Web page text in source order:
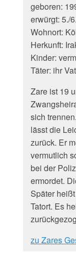
geboren:
erwürgt: 5./
Wohnort:
Herkunft:
Kinder:
Täter: ihr
Zare ist 19
sich
lässt die
zurück. Er
vermutlich
bei der
ermordet.
Später
Tatort. Es
zu Zares